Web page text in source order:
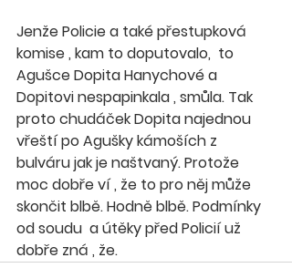
Jenže Policie a také přestupková
komise , kam to doputovalo,  to
Agušce Dopita Hanychové a
Dopitovi nespapinkala , smůla. Tak
proto chudáček Dopita najednou
vřeští po Agušky kámoších z
bulváru jak je naštvaný. Protože
moc dobře ví , že to pro něj může
skončit blbě. Hodně blbě. Podmínky
od soudu  a útěky před Policií už
dobře zná , že.